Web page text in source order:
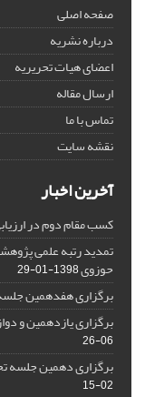
صفحه اصلی
درباره نشریه
اعضای هیات تحریریه
ارسال مقاله
تماس با ما
نقشه سایت
آخرین اخبار
کسب مقام دوم در
تمدید رتبه علمی
حوزوی1398-01-29
برگزاری هفدهمین
برگزاری یازدهمین و
06-26
برگزاری دهمین جلسه
02-15